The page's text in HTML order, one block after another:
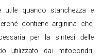
utile quando stanchezza e
contiene arginina che,
per la sintesi delle
utilizzato dai mitocondri,